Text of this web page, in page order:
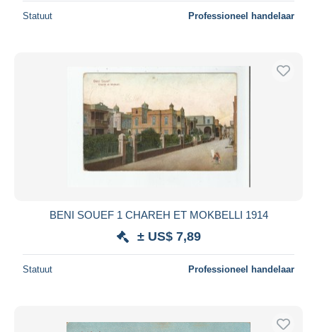
Statuut Professioneel handelaar
BENI SOUEF 1 CHAREH ET MOKBELLI 1914
± US$ 7,89
Statuut Professioneel handelaar